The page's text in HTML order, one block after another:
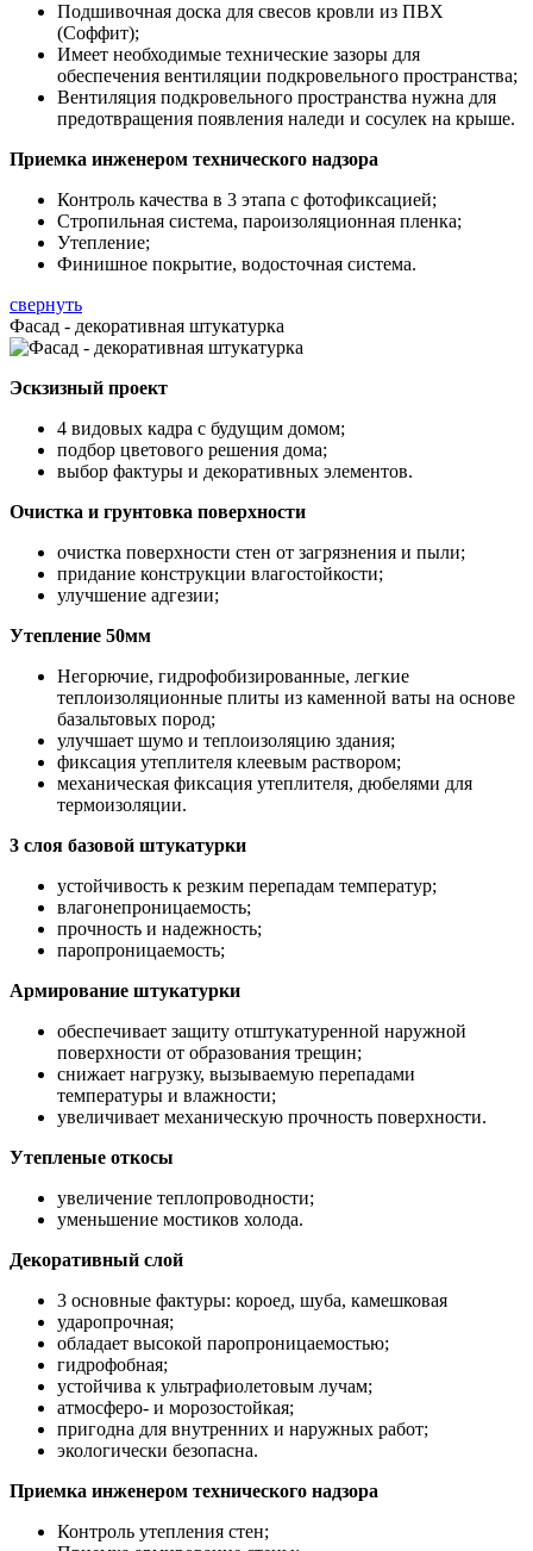
Подшивочная доска для свесов кровли из ПВХ
(Соффит);
Имеет необходимые технические зазоры для
обеспечения вентиляции подкровельного пространства;
Вентиляция подкровельного пространства нужна для
предотвращения появления наледи и сосулек на крыше.
Приемка инженером технического надзора
Контроль качества в 3 этапа с фотофиксацией;
Стропильная система, пароизоляционная пленка;
Утепление;
Финишное покрытие, водосточная система.
свернуть
Фасад - декоративная штукатурка
Эскзизный проект
4 видовых кадра с будущим домом;
подбор цветового решения дома;
выбор фактуры и декоративных элементов.
Очистка и грунтовка поверхности
очистка поверхности стен от загрязнения и пыли;
придание конструкции влагостойкости;
улучшение адгезии;
Утепление 50мм
Негорючие, гидрофобизированные, легкие
теплоизоляционные плиты из каменной ваты на основе
базальтовых пород;
улучшает шумо и теплоизоляцию здания;
фиксация утеплителя клеевым раствором;
механическая фиксация утеплителя, дюбелями для
термоизоляции.
3 слоя базовой штукатурки
устойчивость к резким перепадам температур;
влагонепроницаемость;
прочность и надежность;
паропроницаемость;
Армирование штукатурки
обеспечивает защиту отштукатуренной наружной
поверхности от образования трещин;
снижает нагрузку, вызываемую перепадами
температуры и влажности;
увеличивает механическую прочность поверхности.
Утепленые откосы
увеличение теплопроводности;
уменьшение мостиков холода.
Декоративный слой
3 основные фактуры: короед, шуба, камешковая
ударопрочная;
обладает высокой паропроницаемостью;
гидрофобная;
устойчива к ультрафиолетовым лучам;
атмосферо- и морозостойкая;
пригодна для внутренних и наружных работ;
экологически безопасна.
Приемка инженером технического надзора
Контроль утепления стен;